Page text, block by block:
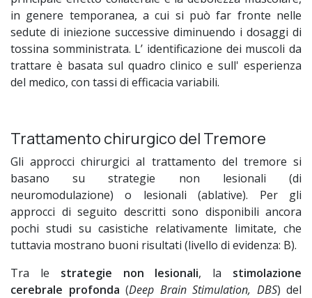
in genere temporanea, a cui si può far fronte nelle
sedute di iniezione successive diminuendo i dosaggi di
tossina somministrata. L’ identificazione dei muscoli da
trattare è basata sul quadro clinico e sull' esperienza
del medico, con tassi di efficacia variabili.
Trattamento chirurgico del Tremore
Gli approcci chirurgici al trattamento del tremore si
basano su strategie non lesionali (di
neuromodulazione) o lesionali (ablative). Per gli
approcci di seguito descritti sono disponibili ancora
pochi studi su casistiche relativamente limitate, che
tuttavia mostrano buoni risultati (livello di evidenza: B).
Tra le strategie non lesionali, la stimolazione
cerebrale profonda (Deep Brain Stimulation, DBS) del